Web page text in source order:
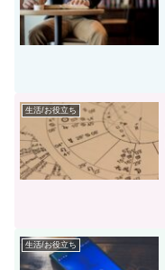
生活/お役立ち
生活/お役立ち